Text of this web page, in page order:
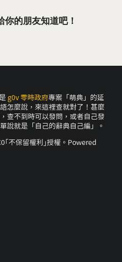
你的朋友知道吧！
g0v 零時政府專案「萌典」的延
怎麼說，來這裡查就對了！甚麼
查不到時可以發問，或者自己發
說就是「自己的辭典自己編」。
｢不保留權利｣授權。Powered